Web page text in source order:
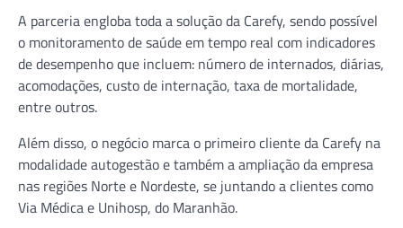
A parceria engloba toda a solução da Carefy, sendo possível
o monitoramento de saúde em tempo real com indicadores
de desempenho que incluem: número de internados, diárias,
acomodações, custo de internação, taxa de mortalidade,
entre outros.
Além disso, o negócio marca o primeiro cliente da Carefy na
modalidade autogestão e também a ampliação da empresa
nas regiões Norte e Nordeste, se juntando a clientes como
Via Médica e Unihosp, do Maranhão.